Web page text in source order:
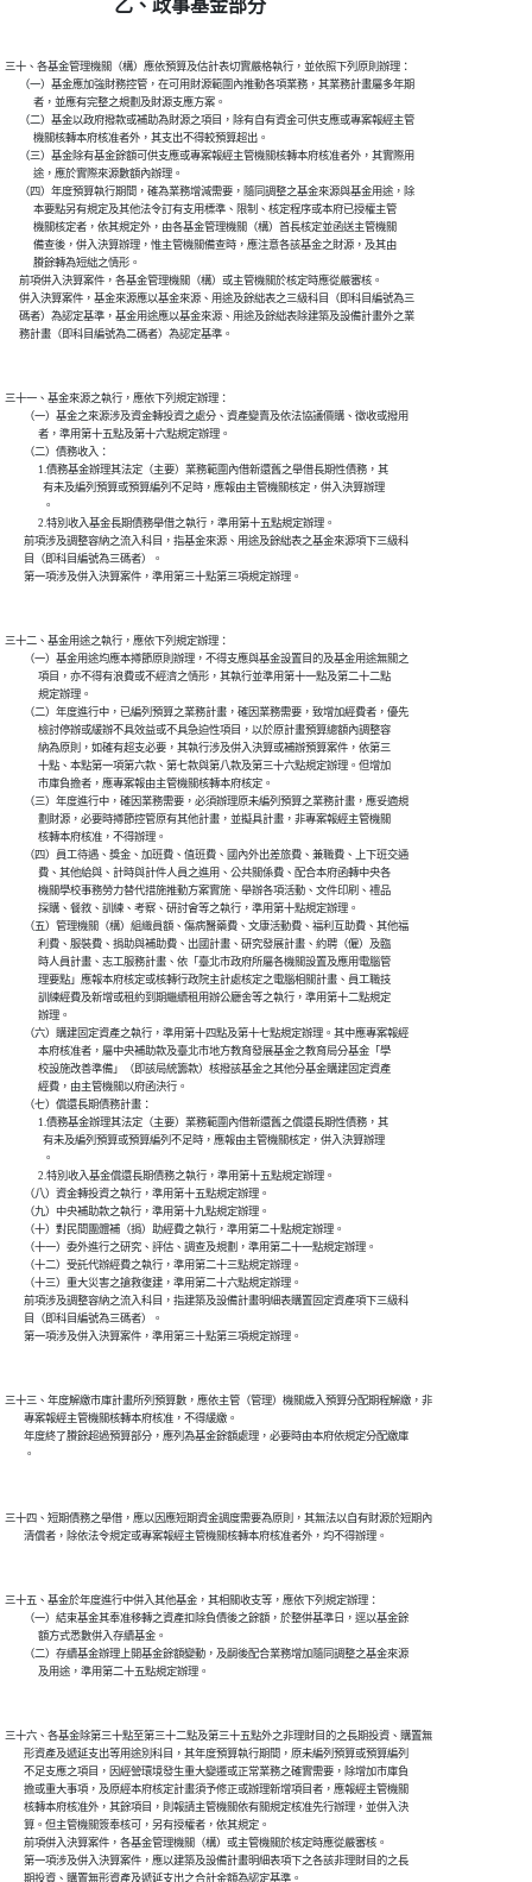
乙、政事基金部分
三十、各基金管理機關（構）應依預算及估計表切實嚴格執行，並依照下列原則辦理：
      （一）基金應加強財務控管，在可用財源範圍內推動各項業務，其業務計畫屬多年期
            者，並應有完整之規劃及財源支應方案。
      （二）基金以政府撥款或補助為財源之項目，除有自有資金可供支應或專案報經主管
            機關核轉本府核准者外，其支出不得較預算超出。
      （三）基金除有基金餘額可供支應或專案報經主管機關核轉本府核准者外，其實際用
            途，應於實際來源數額內辦理。
      （四）年度預算執行期間，確為業務增減需要，隨同調整之基金來源與基金用途，除
            本要點另有規定及其他法令訂有支用標準、限制、核定程序或本府已授權主管
            機關核定者，依其規定外，由各基金管理機關（構）首長核定並函送主管機關
            備查後，併入決算辦理，惟主管機關備查時，應注意各該基金之財源，及其由
            賸餘轉為短絀之情形。
      前項併入決算案件，各基金管理機關（構）或主管機關於核定時應從嚴審核。
      併入決算案件，基金來源應以基金來源、用途及餘絀表之三級科目（即科目編號為三
      碼者）為認定基準，基金用途應以基金來源、用途及餘絀表除建築及設備計畫外之業
三十一、基金來源之執行，應依下列規定辦理：
        （一）基金之來源涉及資金轉投資之處分、資產變賣及依法協議價購、徵收或撥用
              者，準用第十五點及第十六點規定辦理。
        （二）債務收入：
              1.債務基金辦理其法定（主要）業務範圍內借新還舊之舉借長期性債務，其
                有未及編列預算或預算編列不足時，應報由主管機關核定，併入決算辦理
                。
              2.特別收入基金長期債務舉借之執行，準用第十五點規定辦理。
        前項涉及調整容納之流入科目，指基金來源、用途及餘絀表之基金來源項下三級科
        目（即科目編號為三碼者）。
三十二、基金用途之執行，應依下列規定辦理：
        （一）基金用途均應本撙節原則辦理，不得支應與基金設置目的及基金用途無關之
              項目，亦不得有浪費或不經濟之情形，其執行並準用第十一點及第二十二點
              規定辦理。
        （二）年度進行中，已編列預算之業務計畫，確因業務需要，致增加經費者，優先
              檢討停辦或緩辦不具效益或不具急迫性項目，以於原計畫預算總額內調整容
              納為原則，如確有超支必要，其執行涉及併入決算或補辦預算案件，依第三
              十點、本點第一項第六款、第七款與第八款及第三十六點規定辦理。但增加
              市庫負擔者，應專案報由主管機關核轉本府核定。
        （三）年度進行中，確因業務需要，必須辦理原未編列預算之業務計畫，應妥適規
              劃財源，必要時撙節控管原有其他計畫，並擬具計畫，非專案報經主管機關
              核轉本府核准，不得辦理。
        （四）員工待遇、獎金、加班費、值班費、國內外出差旅費、兼職費、上下班交通
              費、其他給與、計時與計件人員之進用、公共關係費、配合本府函轉中央各
              機關學校事務勞力替代措施推動方案實施、舉辦各項活動、文件印刷、禮品
              採購、餐敘、訓練、考察、研討會等之執行，準用第十點規定辦理。
        （五）管理機關（構）組織員額、傷病醫藥費、文康活動費、福利互助費、其他福
              利費、服裝費、捐助與補助費、出國計畫、研究發展計畫、約聘（僱）及臨
              時人員計畫、志工服務計畫、依「臺北市政府所屬各機關設置及應用電腦管
              理要點」應報本府核定或核轉行政院主計處核定之電腦相關計畫、員工職技
              訓練經費及新增或租約到期繼續租用辦公廳舍等之執行，準用第十二點規定
              辦理。
        （六）購建固定資產之執行，準用第十四點及第十七點規定辦理。其中應專案報經
              本府核准者，屬中央補助款及臺北市地方教育發展基金之教育局分基金「學
              校設施改善準備」（即該局統籌款）核撥該基金之其他分基金購建固定資產
              經費，由主管機關以府函決行。
        （七）償還長期債務計畫：
              1.債務基金辦理其法定（主要）業務範圍內借新還舊之償還長期性債務，其
                有未及編列預算或預算編列不足時，應報由主管機關核定，併入決算辦理
                。
              2.特別收入基金償還長期債務之執行，準用第十五點規定辦理。
        （八）資金轉投資之執行，準用第十五點規定辦理。
        （九）中央補助款之執行，準用第十九點規定辦理。
        （十）對民間團體補（捐）助經費之執行，準用第二十點規定辦理。
        （十一）委外進行之研究、評估、調查及規劃，準用第二十一點規定辦理。
        （十二）受託代辦經費之執行，準用第二十三點規定辦理。
        （十三）重大災害之搶救復建，準用第二十六點規定辦理。
        前項涉及調整容納之流入科目，指建築及設備計畫明細表購置固定資產項下三級科
        目（即科目編號為三碼者）。
三十三、年度解繳市庫計畫所列預算數，應依主管（管理）機關歲入預算分配期程解繳，非
        專案報經主管機關核轉本府核准，不得緩繳。
        年度終了賸餘超過預算部分，應列為基金餘額處理，必要時由本府依規定分配繳庫
三十四、短期債務之舉借，應以因應短期資金調度需要為原則，其無法以自有財源於短期內
三十五、基金於年度進行中併入其他基金，其相關收支等，應依下列規定辦理：
        （一）結束基金其奉准移轉之資產扣除負債後之餘額，於整併基準日，逕以基金餘
              額方式悉數併入存續基金。
        （二）存續基金辦理上開基金餘額變動，及嗣後配合業務增加隨同調整之基金來源
三十六、各基金除第三十點至第三十二點及第三十五點外之非理財目的之長期投資、購置無
        形資產及遞延支出等用途別科目，其年度預算執行期間，原未編列預算或預算編列
        不足支應之項目，因經營環境發生重大變遷或正常業務之確實需要，除增加市庫負
        擔或重大事項，及原經本府核定計畫須予修正或辦理新增項目者，應報經主管機關
        核轉本府核准外，其餘項目，則報請主管機關依有關規定核准先行辦理，並併入決
        算。但主管機關簽奉核可，另有授權者，依其規定。
        前項併入決算案件，各基金管理機關（構）或主管機關於核定時應從嚴審核。
        第一項涉及併入決算案件，應以建築及設備計畫明細表項下之各該非理財目的之長